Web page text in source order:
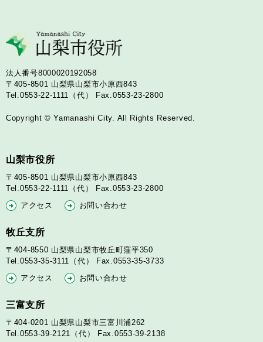
法人番号8000020192058
〒405-8501 山梨県山梨市小原西843
Tel.0553-22-1111（代）
Fax.0553-23-2800
Copyright © Yamanashi City. All Rights Reserved.
山梨市役所
〒405-8501 山梨県山梨市小原西843
Tel.0553-22-1111（代）
Fax.0553-23-2800
アクセス
お問い合わせ
牧丘支所
〒404-8550 山梨県山梨市牧丘町窪平350
Tel.0553-35-3111（代）
Fax.0553-35-3733
アクセス
お問い合わせ
三富支所
〒404-0201 山梨県山梨市三富川浦262
Tel.0553-39-2121（代）
Fax.0553-39-2138